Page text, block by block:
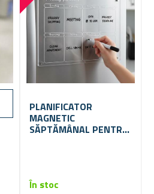
PLANIFICATOR
MAGNETIC
SĂPTĂMÂNAL PENTRU
În stoc